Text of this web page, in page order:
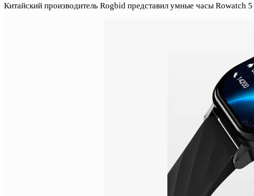
Китайский производитель Rogbid представил умные часы Rowatch